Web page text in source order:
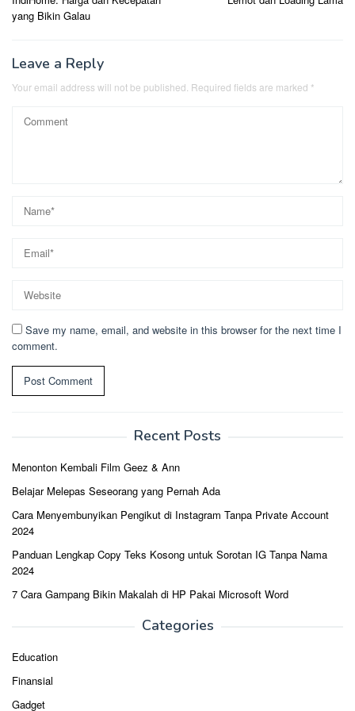
yang Bikin Galau
Leave a Reply
Your email address will not be published. Required fields are marked *
Save my name, email, and website in this browser for the next time I
comment.
Recent Posts
Menonton Kembali Film Geez & Ann
Belajar Melepas Seseorang yang Pernah Ada
Cara Menyembunyikan Pengikut di Instagram Tanpa Private Account
2024
Panduan Lengkap Copy Teks Kosong untuk Sorotan IG Tanpa Nama
2024
7 Cara Gampang Bikin Makalah di HP Pakai Microsoft Word
Categories
Education
Finansial
Gadget